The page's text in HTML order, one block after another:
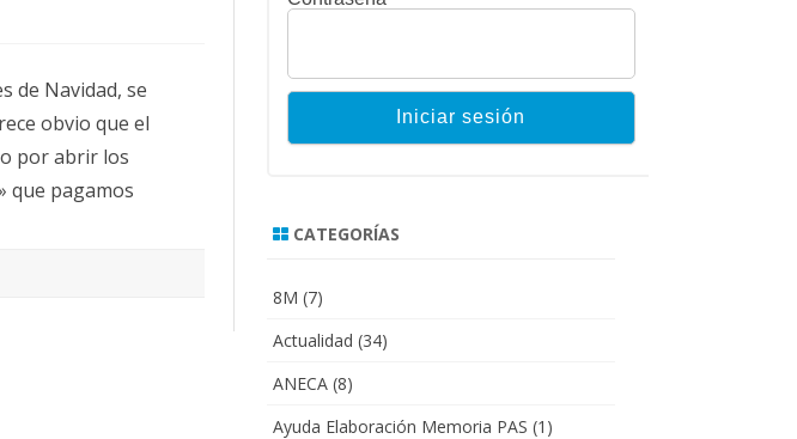
de Navidad, se
obvio que el
por abrir los
que pagamos
CATEGORÍAS
8M (7)
Actualidad (34)
ANECA(8)
Ayuda Elaboración Memoria PAS (1)